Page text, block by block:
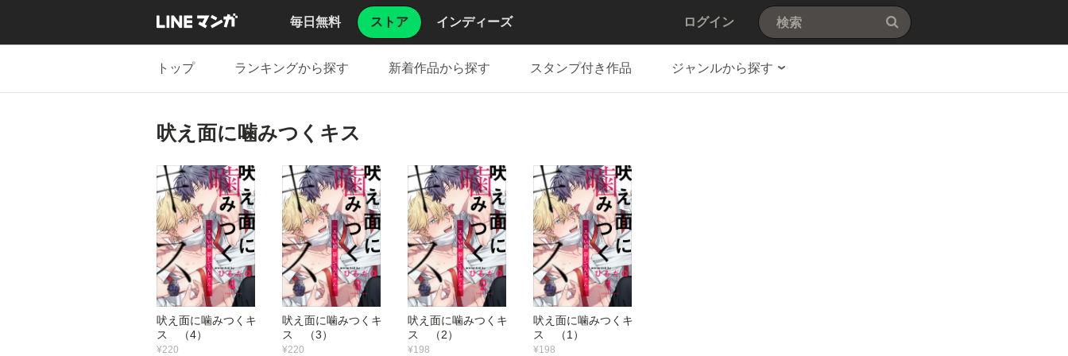
毎日無料 ストア インディーズ ログイン
トップ ランキングから探す 新着作品から探す スタンプ付き作品 ジャンルから探す
吠え面に噛みつくキス
吠え面に噛みつくキ
ス （4）
¥220
吠え面に噛みつくキ
ス （3）
¥220
吠え面に噛みつくキ
ス （2）
¥198
吠え面に噛みつくキ
ス （1）
¥198